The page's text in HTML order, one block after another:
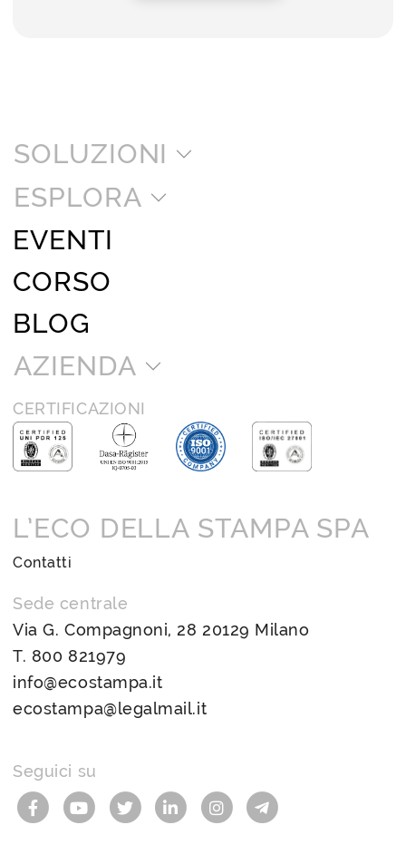
SOLUZIONI
ESPLORA
EVENTI
CORSO
BLOG
AZIENDA
CERTIFICAZIONI
L’ECO DELLA STAMPA SPA
Contatti
Sede centrale
Via G. Compagnoni, 28 20129 Milano
T. 800 821979
info@ecostampa.it
ecostampa@legalmail.it
Seguici su